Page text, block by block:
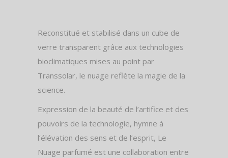
Reconstitué et stabilisé dans un cube de
verre transparent grâce aux technologies
bioclimatiques mises au point par
Transsolar, le nuage reflète la magie de la
science.
Expression de la beauté de l’artifice et des
pouvoirs de la technologie, hymne à
l’élévation des sens et de l’esprit, Le
Nuage parfumé est une collaboration entre